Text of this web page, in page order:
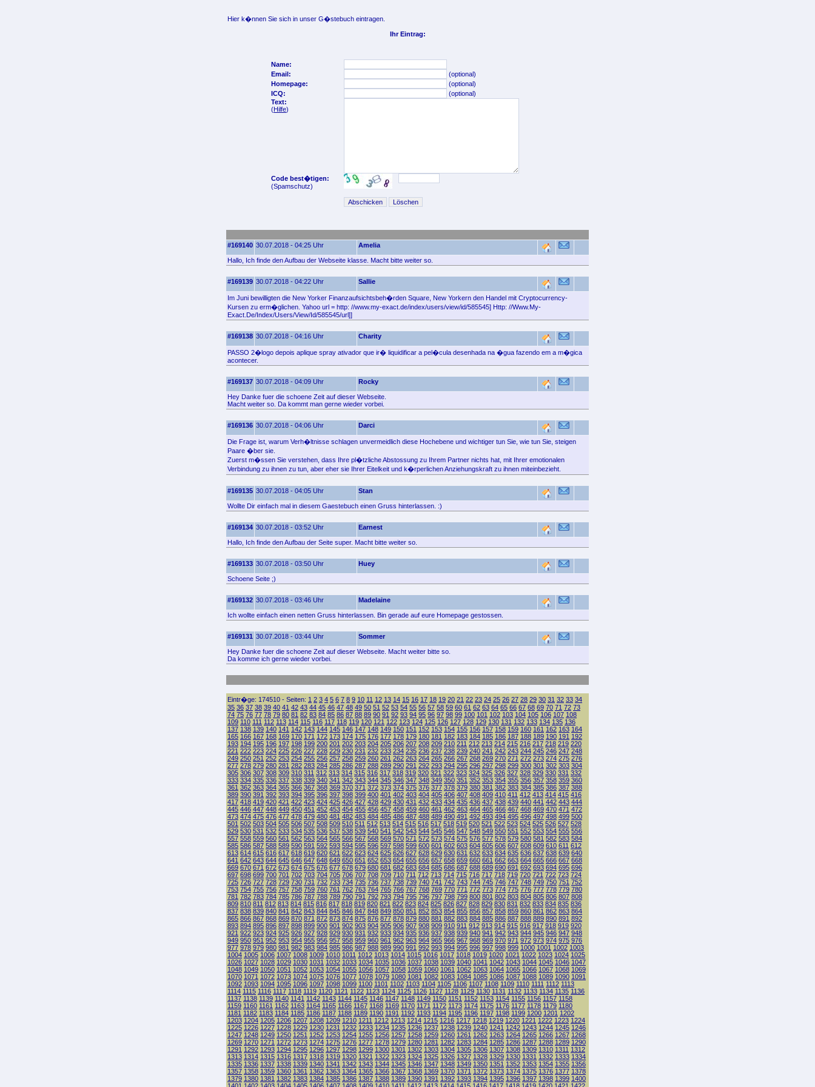
Hier k�nnen Sie sich in unser G�stebuch eintragen.
Ihr Eintrag:
Name:
Email:
(optional)
Homepage:
(optional)
ICQ:
(optional)
Text:
(Hilfe)
Code best�tigen:
(Spamschutz)
#169140 30.07.2018 - 04:25 Uhr Amelia
Hallo, Ich finde den Aufbau der Webseite klasse. Macht bitte weiter so.
#169139 30.07.2018 - 04:22 Uhr Sallie
Im Juni bewilligten die New Yorker Finanzaufsichtsbeh�rden Square, New Yorkern den Handel mit Cryptocurrency-
Kursen zu erm�glichen. Yahoo url = http: //www.my-exact.de/index/users/view/id/585545] Http: //Www.My-
Exact.De/Index/Users/View/Id/585545/url]]
#169138 30.07.2018 - 04:16 Uhr Charity
PASSO 2�logo depois aplique spray ativador que ir� liquidificar a pel�cula desenhada na �gua fazendo em a m�gica
acontecer.
#169137 30.07.2018 - 04:09 Uhr Rocky
Hey Danke fuer die schoene Zeit auf dieser Webseite.
Macht weiter so. Da kommt man gerne wieder vorbei.
#169136 30.07.2018 - 04:06 Uhr Darci
Die Frage ist, warum Verh�ltnisse schlagen unvermeidlich diese Hochebene und wichtiger tun Sie, wie tun Sie, steigen
Paare �ber sie.
Zuerst m�ssen Sie verstehen, dass Ihre pl�tzliche Abstossung zu Ihrem Partner nichts hat, mit Ihrer emotionalen
Verbindung zu ihnen zu tun, aber eher sie Ihrer Eitelkeit und k�rperlichen Anziehungskraft zu ihnen miteinbezieht.
#169135 30.07.2018 - 04:05 Uhr Stan
Wollte Dir einfach mal in diesem Gaestebuch einen Gruss hinterlassen. :)
#169134 30.07.2018 - 03:52 Uhr Earnest
Hallo, Ich finde den Aufbau der Seite super. Macht bitte weiter so.
#169133 30.07.2018 - 03:50 Uhr Huey
Schoene Seite ;)
#169132 30.07.2018 - 03:46 Uhr Madelaine
Ich wollte einfach einen netten Gruss hinterlassen. Bin gerade auf eure Homepage gestossen.
#169131 30.07.2018 - 03:44 Uhr Sommer
Hey Danke fuer die schoene Zeit auf dieser Webseite. Macht weiter bitte so.
Da komme ich gerne wieder vorbei.
Eintr�ge: 174510 - Seiten: 1 2 3 4 5 6 7 8 9 10 11 12 13 14 15 16 17 18 19 20 21 22 23 24 25 26 27 28 29 30 31 32 33 34
35 36 37 38 39 40 41 42 43 44 45 46 47 48 49 50 51 52 53 54 55 56 57 58 59 60 61 62 63 64 65 66 67 68 69 70 71 72 73
74 75 76 77 78 79 80 81 82 83 84 85 86 87 88 89 90 91 92 93 94 95 96 97 98 99 100 101 102 103 104 105 106 107 108
109 110 111 112 113 114 115 116 117 118 119 120 121 122 123 124 125 126 127 128 129 130 131 132 133 134 135 136
137 138 139 140 141 142 143 144 145 146 147 148 149 150 151 152 153 154 155 156 157 158 159 160 161 162 163 164
165 166 167 168 169 170 171 172 173 174 175 176 177 178 179 180 181 182 183 184 185 186 187 188 189 190 191 192
193 194 195 196 197 198 199 200 201 202 203 204 205 206 207 208 209 210 211 212 213 214 215 216 217 218 219 220
221 222 223 224 225 226 227 228 229 230 231 232 233 234 235 236 237 238 239 240 241 242 243 244 245 246 247 248
249 250 251 252 253 254 255 256 257 258 259 260 261 262 263 264 265 266 267 268 269 270 271 272 273 274 275 276
277 278 279 280 281 282 283 284 285 286 287 288 289 290 291 292 293 294 295 296 297 298 299 300 301 302 303 304
305 306 307 308 309 310 311 312 313 314 315 316 317 318 319 320 321 322 323 324 325 326 327 328 329 330 331 332
333 334 335 336 337 338 339 340 341 342 343 344 345 346 347 348 349 350 351 352 353 354 355 356 357 358 359 360
361 362 363 364 365 366 367 368 369 370 371 372 373 374 375 376 377 378 379 380 381 382 383 384 385 386 387 388
389 390 391 392 393 394 395 396 397 398 399 400 401 402 403 404 405 406 407 408 409 410 411 412 413 414 415 416
417 418 419 420 421 422 423 424 425 426 427 428 429 430 431 432 433 434 435 436 437 438 439 440 441 442 443 444
445 446 447 448 449 450 451 452 453 454 455 456 457 458 459 460 461 462 463 464 465 466 467 468 469 470 471 472
473 474 475 476 477 478 479 480 481 482 483 484 485 486 487 488 489 490 491 492 493 494 495 496 497 498 499 500
501 502 503 504 505 506 507 508 509 510 511 512 513 514 515 516 517 518 519 520 521 522 523 524 525 526 527 528
529 530 531 532 533 534 535 536 537 538 539 540 541 542 543 544 545 546 547 548 549 550 551 552 553 554 555 556
557 558 559 560 561 562 563 564 565 566 567 568 569 570 571 572 573 574 575 576 577 578 579 580 581 582 583 584
585 586 587 588 589 590 591 592 593 594 595 596 597 598 599 600 601 602 603 604 605 606 607 608 609 610 611 612
613 614 615 616 617 618 619 620 621 622 623 624 625 626 627 628 629 630 631 632 633 634 635 636 637 638 639 640
641 642 643 644 645 646 647 648 649 650 651 652 653 654 655 656 657 658 659 660 661 662 663 664 665 666 667 668
669 670 671 672 673 674 675 676 677 678 679 680 681 682 683 684 685 686 687 688 689 690 691 692 693 694 695 696
697 698 699 700 701 702 703 704 705 706 707 708 709 710 711 712 713 714 715 716 717 718 719 720 721 722 723 724
725 726 727 728 729 730 731 732 733 734 735 736 737 738 739 740 741 742 743 744 745 746 747 748 749 750 751 752
753 754 755 756 757 758 759 760 761 762 763 764 765 766 767 768 769 770 771 772 773 774 775 776 777 778 779 780
781 782 783 784 785 786 787 788 789 790 791 792 793 794 795 796 797 798 799 800 801 802 803 804 805 806 807 808
809 810 811 812 813 814 815 816 817 818 819 820 821 822 823 824 825 826 827 828 829 830 831 832 833 834 835 836
837 838 839 840 841 842 843 844 845 846 847 848 849 850 851 852 853 854 855 856 857 858 859 860 861 862 863 864
865 866 867 868 869 870 871 872 873 874 875 876 877 878 879 880 881 882 883 884 885 886 887 888 889 890 891 892
893 894 895 896 897 898 899 900 901 902 903 904 905 906 907 908 909 910 911 912 913 914 915 916 917 918 919 920
921 922 923 924 925 926 927 928 929 930 931 932 933 934 935 936 937 938 939 940 941 942 943 944 945 946 947 948
949 950 951 952 953 954 955 956 957 958 959 960 961 962 963 964 965 966 967 968 969 970 971 972 973 974 975 976
977 978 979 980 981 982 983 984 985 986 987 988 989 990 991 992 993 994 995 996 997 998 999 1000 1001 1002 1003
1004 1005 1006 1007 1008 1009 1010 1011 1012 1013 1014 1015 1016 1017 1018 1019 1020 1021 1022 1023 1024 1025
1026 1027 1028 1029 1030 1031 1032 1033 1034 1035 1036 1037 1038 1039 1040 1041 1042 1043 1044 1045 1046 1047
1048 1049 1050 1051 1052 1053 1054 1055 1056 1057 1058 1059 1060 1061 1062 1063 1064 1065 1066 1067 1068 1069
1070 1071 1072 1073 1074 1075 1076 1077 1078 1079 1080 1081 1082 1083 1084 1085 1086 1087 1088 1089 1090 1091
1092 1093 1094 1095 1096 1097 1098 1099 1100 1101 1102 1103 1104 1105 1106 1107 1108 1109 1110 1111 1112 1113
1114 1115 1116 1117 1118 1119 1120 1121 1122 1123 1124 1125 1126 1127 1128 1129 1130 1131 1132 1133 1134 1135 1136
1137 1138 1139 1140 1141 1142 1143 1144 1145 1146 1147 1148 1149 1150 1151 1152 1153 1154 1155 1156 1157 1158
1159 1160 1161 1162 1163 1164 1165 1166 1167 1168 1169 1170 1171 1172 1173 1174 1175 1176 1177 1178 1179 1180
1181 1182 1183 1184 1185 1186 1187 1188 1189 1190 1191 1192 1193 1194 1195 1196 1197 1198 1199 1200 1201 1202
1203 1204 1205 1206 1207 1208 1209 1210 1211 1212 1213 1214 1215 1216 1217 1218 1219 1220 1221 1222 1223 1224
1225 1226 1227 1228 1229 1230 1231 1232 1233 1234 1235 1236 1237 1238 1239 1240 1241 1242 1243 1244 1245 1246
1247 1248 1249 1250 1251 1252 1253 1254 1255 1256 1257 1258 1259 1260 1261 1262 1263 1264 1265 1266 1267 1268
1269 1270 1271 1272 1273 1274 1275 1276 1277 1278 1279 1280 1281 1282 1283 1284 1285 1286 1287 1288 1289 1290
1291 1292 1293 1294 1295 1296 1297 1298 1299 1300 1301 1302 1303 1304 1305 1306 1307 1308 1309 1310 1311 1312
1313 1314 1315 1316 1317 1318 1319 1320 1321 1322 1323 1324 1325 1326 1327 1328 1329 1330 1331 1332 1333 1334
1335 1336 1337 1338 1339 1340 1341 1342 1343 1344 1345 1346 1347 1348 1349 1350 1351 1352 1353 1354 1355 1356
1357 1358 1359 1360 1361 1362 1363 1364 1365 1366 1367 1368 1369 1370 1371 1372 1373 1374 1375 1376 1377 1378
1379 1380 1381 1382 1383 1384 1385 1386 1387 1388 1389 1390 1391 1392 1393 1394 1395 1396 1397 1398 1399 1400